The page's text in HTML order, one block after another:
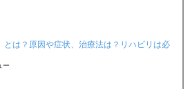
とは？原因や症状、治療法は？リハビリは必
ー